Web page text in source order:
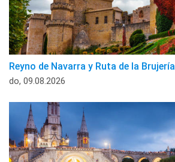
Reyno de Navarra y Ruta de la Brujería
do, 09.08.2026